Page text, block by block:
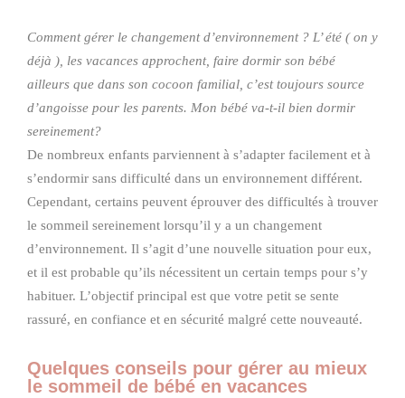
Comment gérer le changement d’environnement ? L’ été ( on y
déjà ), les vacances approchent, faire dormir son bébé
ailleurs que dans son cocoon familial, c’est toujours source
d’angoisse pour les parents. Mon bébé va-t-il bien dormir
sereinement?
De nombreux enfants parviennent à s’adapter facilement et à
s’endormir sans difficulté dans un environnement différent.
Cependant, certains peuvent éprouver des difficultés à trouver
le sommeil sereinement lorsqu’il y a un changement
d’environnement. Il s’agit d’une nouvelle situation pour eux,
et il est probable qu’ils nécessitent un certain temps pour s’y
habituer. L’objectif principal est que votre petit se sente
rassuré, en confiance et en sécurité malgré cette nouveauté.
Quelques conseils pour gérer au mieux
le sommeil de bébé en vacances